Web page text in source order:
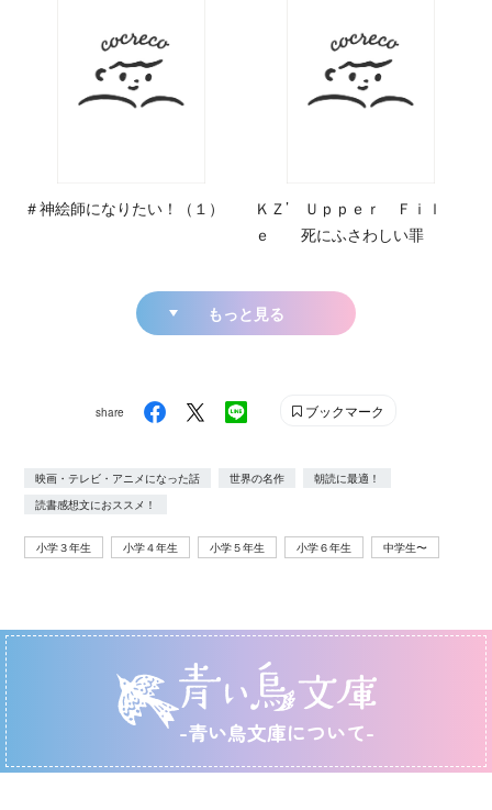
＃神絵師になりたい！（１）
ＫＺ’ Ｕｐｐｅｒ Ｆｉｌ
ｅ 死にふさわしい罪
もっと見る
share ブックマーク
映画・テレビ・アニメになった話 世界の名作
朝読に最適！
読書感想文におススメ！
小学３年生 小学４年生 小学５年生 小学６年生 中学生〜
-青い鳥文庫について-